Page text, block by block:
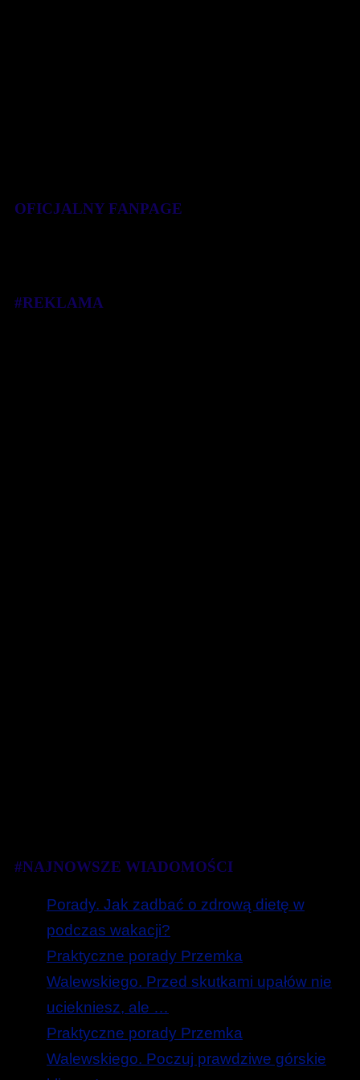
OFICJALNY FANPAGE
#REKLAMA
#NAJNOWSZE WIADOMOŚCI
Porady. Jak zadbać o zdrową dietę w
podczas wakacji?
Praktyczne porady Przemka
Walewskiego. Przed skutkami upałów nie
uciekniesz, ale …
Praktyczne porady Przemka
Walewskiego. Poczuj prawdziwe górskie